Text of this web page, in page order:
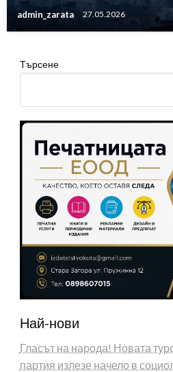
admin_zarata 27.05.2026
Търсене
Най-нови
Гласът на народа! Новата
партия излезе начело в